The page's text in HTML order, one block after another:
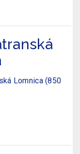
Lomnica (850